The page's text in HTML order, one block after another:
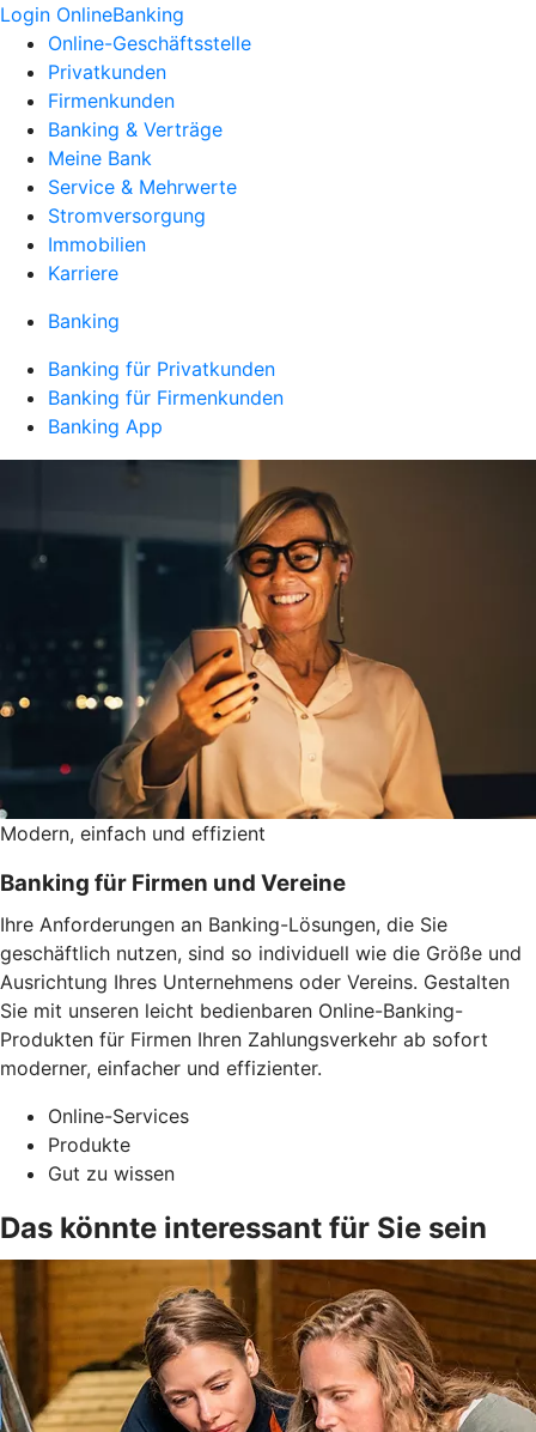
Login OnlineBanking
Online-Geschäftsstelle
Privatkunden
Firmenkunden
Banking & Verträge
Meine Bank
Service & Mehrwerte
Stromversorgung
Immobilien
Karriere
Banking
Banking für Privatkunden
Banking für Firmenkunden
Banking App
Modern, einfach und effizient
Banking für Firmen und Vereine
Ihre Anforderungen an Banking-Lösungen, die Sie
geschäftlich nutzen, sind so individuell wie die Größe und
Ausrichtung Ihres Unternehmens oder Vereins. Gestalten
Sie mit unseren leicht bedienbaren Online-Banking-
Produkten für Firmen Ihren Zahlungsverkehr ab sofort
moderner, einfacher und effizienter.
Online-Services
Produkte
Gut zu wissen
Das könnte interessant für Sie sein